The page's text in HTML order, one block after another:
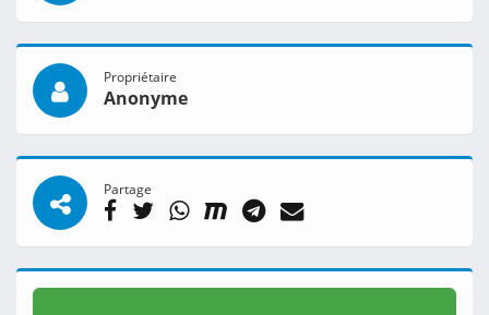
Propriétaire
Anonyme
Partage